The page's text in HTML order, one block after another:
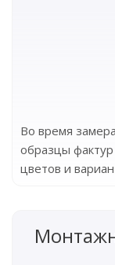
Во время
образцы
цветов и